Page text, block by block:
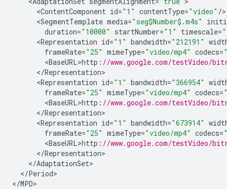
<ContentComponent id="1" contentType="video" /
<SegmentTemplate media="seg$Number$.m4s"
duration="10000" startNumber="1" timescale=
<Representation id="1" bandwidth="212191"
frameRate="25" mimeType="video/mp4" codecs=
<BaseURL>http : //www.google.com/testVideo/
</Representation
<Representation id="1" bandwidth="366954"
frameRate="25" mimeType="video/mp4" codecs=
<BaseURL>http : //www.google.com/testVideo/
</Representation
<Representation id="1" bandwidth="673914"
frameRate="25" mimeType="video/mp4" codecs=
<BaseURL>http : //www.google.com/testVideo/
</Representation
</AdaptationSet
</Period>
</MPD